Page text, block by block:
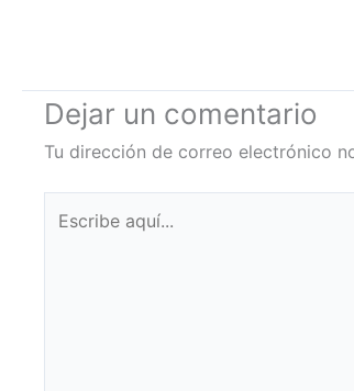
Dejar un comentario
Tu dirección de correo electrónico
aquí...